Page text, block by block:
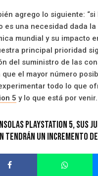
agrego lo siguiente: “si
es una necesidad dada
mundial y su impacto
principal prioridad
del suministro de las
que el mayor número
todo lo que
5 y lo que está por venir.
PlayStation 5, sus
tendrán un incremento
se ha dicho si los juegos y